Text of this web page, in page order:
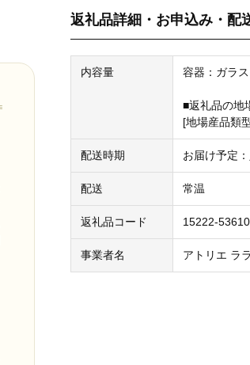
返礼品詳細・お申込み・配
内容量 容器：ガラ
■返礼品の地
[地場産品類
配送時期 お届け予定
配送 常温
返礼品コード 15222-
事業者名 アトリエ ラ